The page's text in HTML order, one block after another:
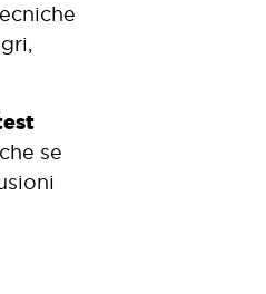
se